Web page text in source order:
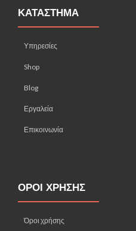
ΚΑΤΑΣΤΗΜΑ
Υπηρεσίες
Shop
Blog
Εργαλεία
Επικοινωνία
ΟΡΟΙ ΧΡΗΣΗΣ
Όροι χρήσης